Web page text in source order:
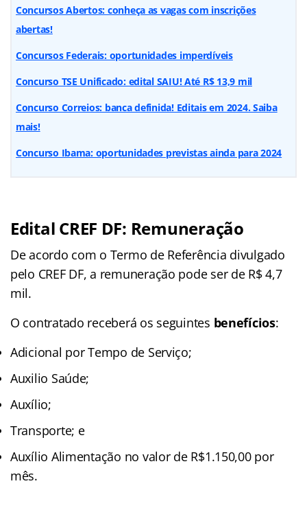
Concursos Abertos: conheça as vagas com inscrições
abertas!
Concursos Federais: oportunidades imperdíveis
Concurso TSE Unificado: edital SAIU! Até R$ 13,9 mil
Concurso Correios: banca definida! Editais em 2024. Saiba
mais!
Concurso Ibama: oportunidades previstas ainda para 2024
Edital CREF DF: Remuneração
De acordo com o Termo de Referência divulgado
pelo CREF DF, a remuneração pode ser de R$ 4,7
mil.
O contratado receberá os seguintes benefícios:
Adicional por Tempo de Serviço;
Auxilio Saúde;
Auxílio;
Transporte; e
Auxílio Alimentação no valor de R$1.150,00 por
mês.